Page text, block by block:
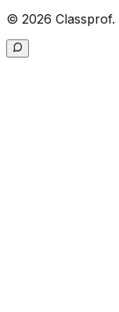
© 2026 Classprof.